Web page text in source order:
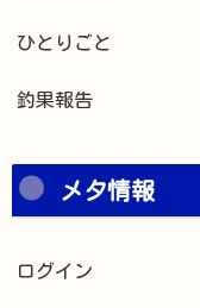
ひとりごと
釣果報告
メタ情報
ログイン